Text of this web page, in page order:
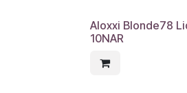
Aloxxi Blonde78
10NAR